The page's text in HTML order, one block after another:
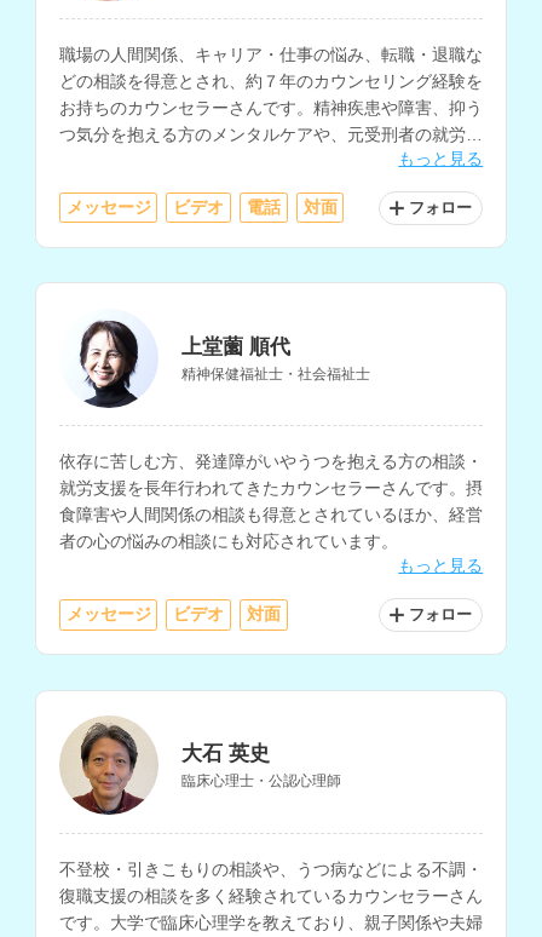
職場の人間関係、キャリア・仕事の悩み、転職・退職な
どの相談を得意とされ、約７年のカウンセリング経験を
お持ちのカウンセラーさんです。精神疾患や障害、抑う
つ気分を抱える方のメンタルケアや、元受刑者の就労支
もっと見る
メッセージ ビデオ 電話 対面 フォロー
上堂薗 順代
精神保健福祉士・社会福祉士
依存に苦しむ方、発達障がいやうつを抱える方の相談・
就労支援を長年行われてきたカウンセラーさんです。摂
食障害や人間関係の相談も得意とされているほか、経営
者の心の悩みの相談にも対応されています。
もっと見る
メッセージ ビデオ 対面 フォロー
大石 英史
臨床心理士・公認心理師
不登校・引きこもりの相談や、うつ病などによる不調・
復職支援の相談を多く経験されているカウンセラーさん
です。大学で臨床心理学を教えており、親子関係や夫婦